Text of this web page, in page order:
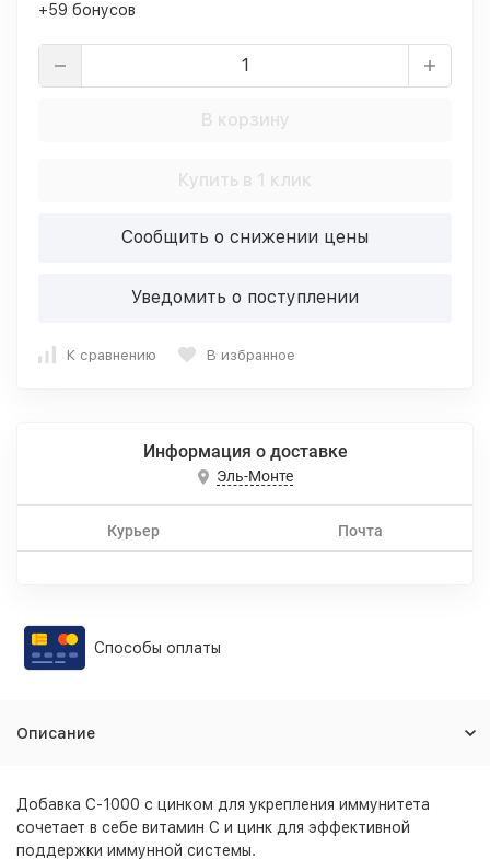
+59 бонусов
В корзину
Купить в 1 клик
Сообщить о снижении цены
Уведомить о поступлении
К сравнению В избранное
Информация о доставке
Эль-Монте
Курьер Почта
Способы оплаты
Описание
Добавка C-1000 с цинком для укрепления иммунитета
сочетает в себе витамин C и цинк для эффективной
поддержки иммунной системы.